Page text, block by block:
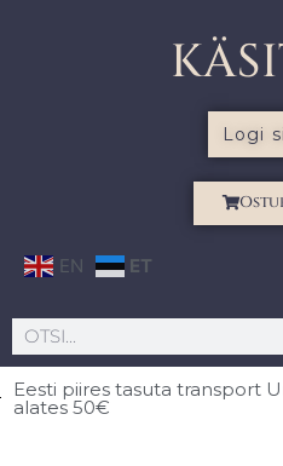
Logi
EN ET
Eesti piires tasuta transport
alates 50€